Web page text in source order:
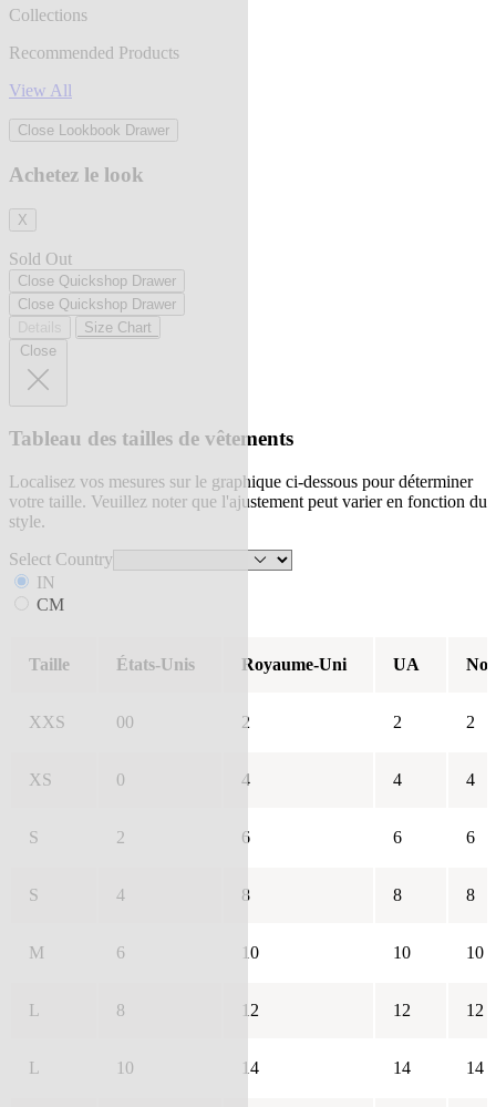
Collections
Recommended Products
View All
Close Lookbook Drawer
Achetez le look
X
Sold Out
Close Quickshop Drawer
Close Quickshop Drawer
Size Chart
Close
Tableau des tailles de vêtements
Localisez vos mesures sur le graphique ci-dessous pour déterminer
votre taille. Veuillez noter que l'ajustement peut varier en fonction du
style.
Select Country
IN
CM
Taille États-Unis Royaume-Uni UA
XXS 00 2 2 2
XS 0 4 4 4
S 2 6 6 6
S 4 8 8 8
M 6 10 10 10
L 8 12 12 12
L 10 14 14 14